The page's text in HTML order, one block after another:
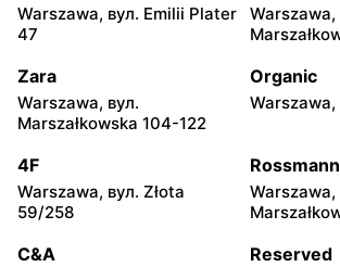
Kazimierza Wielka, вул.
Kolejowa 15
Kamień,
moje sklepy
Górki, вул. Górki 71
moje sklepy
Gumniska,
moje sklepy
Iwierzyce, вул. Iwierzyce
152A
moje sklepy
Tczew,
Żwirki 61
moje sklepy moje sklepy
Warszawa, вул. Emilii Plater
47
Warszawa,
Zara
Warszawa, вул.
Marszałkowska 104-122
Organic
Warszawa,
4F
Warszawa, вул. Złota
59/258
Rossmann
Warszawa,
C&A Reserved